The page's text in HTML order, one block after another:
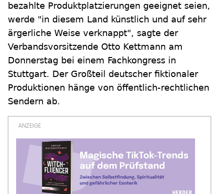
bezahlte Produktplatzierungen geeignet seien,
werde "in diesem Land künstlich und auf sehr
ärgerliche Weise verknappt", sagte der
Verbandsvorsitzende Otto Kettmann am
Donnerstag bei einem Fachkongress in
Stuttgart. Der Großteil deutscher fiktionaler
Produktionen hänge von öffentlich-rechtlichen
Sendern ab.